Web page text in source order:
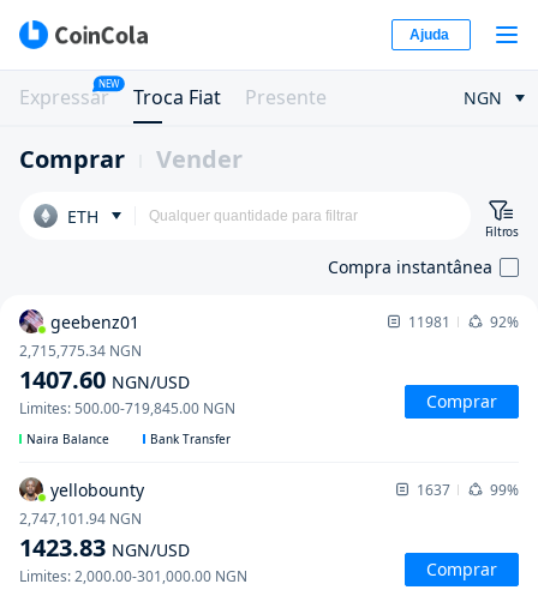
Ajuda
Expressar
NEW
Troca Fiat Presente NGN
Comprar Vender
ETH
Filtros
Compra instantânea
geebenz01 11981 92%
1407.60 NGN/USD
2,715,775.34 NGN
Limites:500.00-719,845.00 NGN Comprar
Naira Balance Bank Transfer
yellobounty 1637 99%
1423.83 NGN/USD
2,747,101.94 NGN
Limites:2,000.00-301,000.00 NGN Comprar